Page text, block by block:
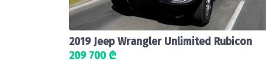
2019 Jeep Wrangler Unlimited Rubicon
209 700 ₾